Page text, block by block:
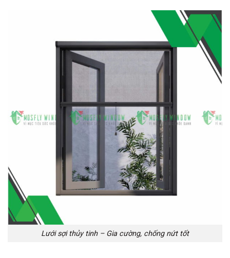
Lưới sợi thủy tinh – Gia cường, chống nứt tốt